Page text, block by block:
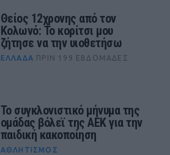
Θείος 12χρονης από τον
Κολωνό: Το κορίτσι μου
ζήτησε να την υιοθετήσω
ΕΛΛΆΔΑ ΠΡΙΝ 199 ΕΒΔΟΜΆΔΕΣ
Το συγκλονιστικό μήνυμα της
ομάδας βόλεϊ της ΑΕΚ για την
παιδική κακοποίηση
ΑΘΛΗΤΙΣΜΌΣ